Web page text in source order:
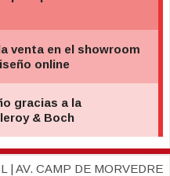
| AV. CAMP DE MORVEDRE